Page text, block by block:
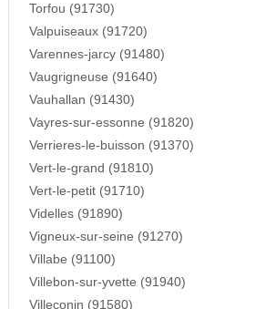
Torfou (91730)
Valpuiseaux (91720)
Varennes-jarcy (91480)
Vaugrigneuse (91640)
Vauhallan (91430)
Vayres-sur-essonne (91820)
Verrieres-le-buisson (91370)
Vert-le-grand (91810)
Vert-le-petit (91710)
Videlles (91890)
Vigneux-sur-seine (91270)
Villabe (91100)
Villebon-sur-yvette (91940)
Villeconin (91580)